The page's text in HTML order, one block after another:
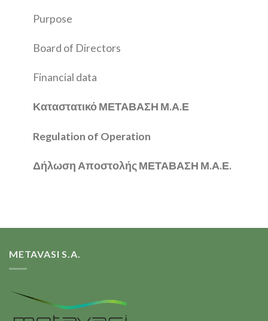
Purpose
Board of Directors
Financial data
Καταστατικό ΜΕΤΑΒΑΣΗ Μ.Α.Ε
Regulation of Operation
Δήλωση Αποστολής ΜΕΤΑΒΑΣΗ Μ.Α.Ε.
METAVASI S.A.